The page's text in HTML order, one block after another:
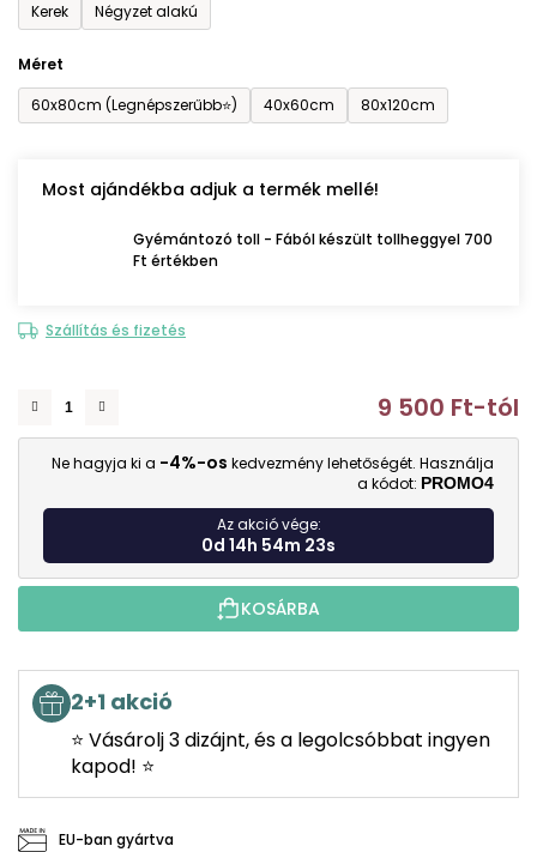
Kerek
Négyzet alakú
Méret
60x80cm (Legnépszerűbb⭐)
40x60cm 80x120cm
Most ajándékba adjuk a termék mellé!
Gyémántozó toll - Fából készült tollheggyel 700
Ft értékben
Szállítás és fizetés
9 500 Ft-tól
Ne hagyja ki a -4%-os kedvezmény lehetőségét. Használja
a kódot: PROMO4
Az akció vége:
0d 14h 54m 22s
KOSÁRBA
2+1 akció
⭐ Vásárolj 3 dizájnt, és a legolcsóbbat ingyen
kapod! ⭐
EU-ban gyártva